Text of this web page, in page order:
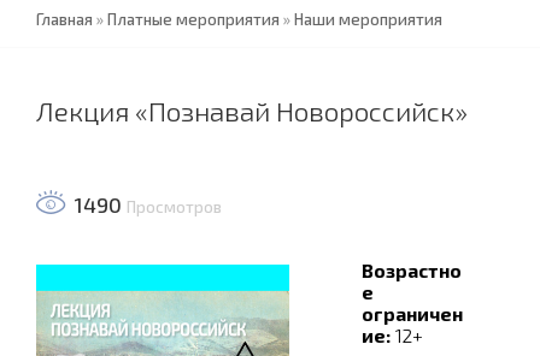
Главная »Платные мероприятия »Наши мероприятия
Лекция «Познавай Новороссийск»
1490 Просмотров
Возрастно
е
ограничен
ие: 12+